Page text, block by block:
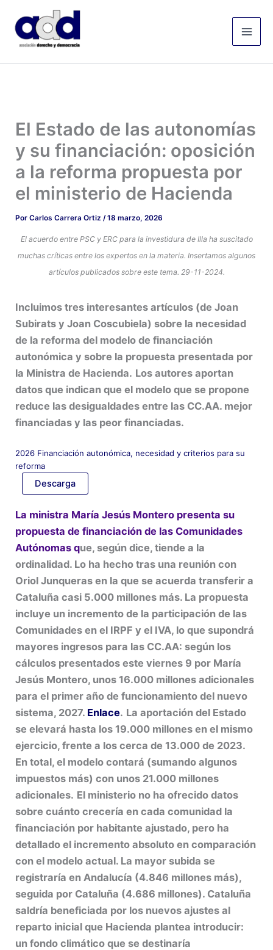
contenido
El Estado de las autonomías
y su financiación: oposición
a la reforma propuesta por
el ministerio de Hacienda
PorCarlos Carrera Ortiz/18 marzo, 2026
El acuerdo entre PSC y ERC para la investidura de Illa ha suscitado
muchas críticas entre los expertos en la materia. Insertamos algunos
artículos publicados sobre este tema. 29-11-2024.
Incluimos tres interesantes artículos (de Joan
Subirats y Joan Coscubiela) sobre la necesidad
de la reforma del modelo de financiación
autonómica y sobre la propuesta presentada por
la Ministra de Hacienda. Los autores aportan
datos que indican que el modelo que se propone
reduce las desigualdades entre las CC.AA. mejor
financiadas y las peor financiadas.
2026 Financiación autonómica, necesidad y criterios para su
reforma
Descarga
La ministra María Jesús Montero presenta su
propuesta de financiación de las Comunidades
Autónomas que, según dice, tiende a la
ordinalidad. Lo ha hecho tras una reunión con
Oriol Junqueras en la que se acuerda transferir a
Cataluña casi 5.000 millones más. La propuesta
incluye un incremento de la participación de las
Comunidades en el IRPF y el IVA, lo que supondrá
mayores ingresos para las CC.AA: según los
cálculos presentados este viernes 9 por María
Jesús Montero, unos 16.000 millones adicionales
para el primer año de funcionamiento del nuevo
sistema, 2027. Enlace. La aportación del Estado
se elevará hasta los 19.000 millones en el mismo
ejercicio, frente a los cerca de 13.000 de 2023.
En total, el modelo contará (sumando algunos
impuestos más) con unos 21.000 millones
adicionales. El ministerio no ha ofrecido datos
sobre cuánto crecería en cada comunidad la
financiación por habitante ajustado, pero ha
detallado el incremento absoluto en comparación
con el modelo actual. La mayor subida se
registraría en Andalucía (4.846 millones más),
seguida por Cataluña (4.686 millones). Cataluña
saldría beneficiada por los nuevos ajustes al
reparto inicial que Hacienda plantea introducir:
un fondo climático que se destinaría